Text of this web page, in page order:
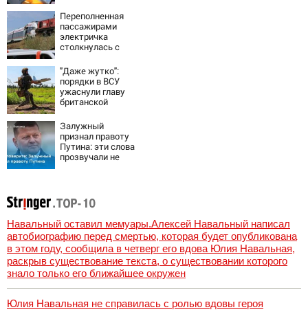
командовании
ВМФ России за
это полетят
головы?
Переполненная
пассажирами
электричка
столкнулась с
поездом —
десятки человек
пострадали.
Видео с места ЧП
"Даже жутко":
порядки в ВСУ
ужаснули главу
британской
Залужный
признал правоту
Путина: эти слова
прозвучали не
Навальный оставил мемуары.Алексей Навальный написал
автобиографию перед смертью, которая будет опубликована
в этом году, сообщила в четверг его вдова Юлия Навальная,
раскрыв существование текста, о существовании которого
знало только его ближайшее окружен
Юлия Навальная не справилась с ролью вдовы героя